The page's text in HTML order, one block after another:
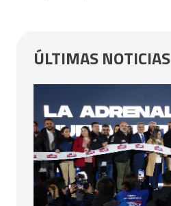
ÚLTIMAS NOTICIAS